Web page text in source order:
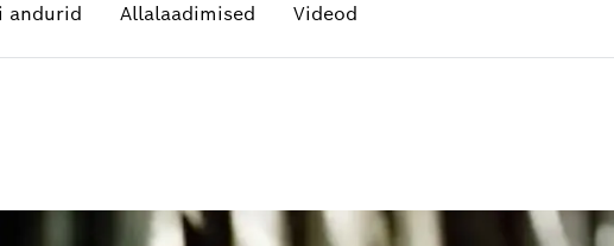
andurid Allalaadimised Videod